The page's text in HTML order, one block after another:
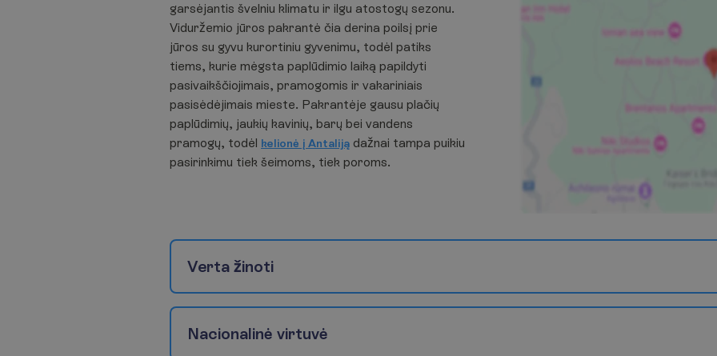
garsėjantis švelniu klimatu ir ilgu atostogų sezonu.
Viduržemio jūros pakrantė čia derina poilsį prie
jūros su gyvu kurortiniu gyvenimu, todėl patiks
tiems, kurie mėgsta paplūdimio laiką papildyti
pasivaikščiojimais, pramogomis ir vakariniais
pasisėdėjimais mieste. Pakrantėje gausu plačių
paplūdimių, jaukių kavinių, barų bei vandens
pramogų, todėl kelionė į Antaliją dažnai tampa puikiu
pasirinkimu tiek šeimoms, tiek poroms.
Verta žinoti
Nacionalinė virtuvė